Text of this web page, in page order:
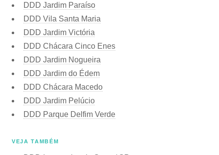
DDD Jardim Paraíso
DDD Vila Santa Maria
DDD Jardim Victória
DDD Chácara Cinco Enes
DDD Jardim Nogueira
DDD Jardim do Édem
DDD Chácara Macedo
DDD Jardim Pelúcio
DDD Parque Delfim Verde
VEJA TAMBÉM